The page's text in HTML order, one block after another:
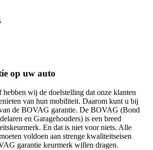
op uw auto
wij de doelstelling dat onze klanten
van hun mobiliteit. Daarom kunt u bij
de BOVAG garantie. De BOVAG (Bond
en Garagehouders) is een breed
En dat is niet voor niets. Alle
voldoen aan strenge kwaliteitseisen
garantie keurmerk willen dragen.